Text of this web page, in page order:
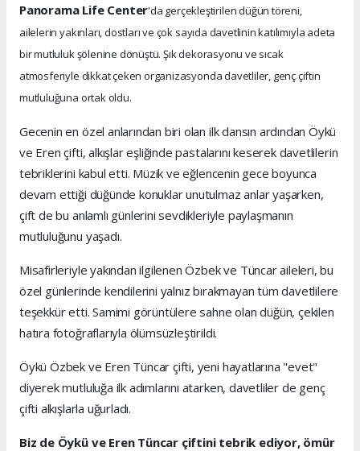
Panorama Life Center'da gerçekleştirilen düğün töreni,
ailelerin yakınları, dostları ve çok sayıda davetlinin katılımıyla adeta
bir mutluluk şölenine dönüştü. Şık dekorasyonu ve sıcak
atmosferiyle dikkat çeken organizasyonda davetliler, genç çiftin
mutluluğuna ortak oldu.
Gecenin en özel anlarından biri olan ilk dansın ardından Öykü
ve Eren çifti, alkışlar eşliğinde pastalarını keserek davetlilerin
tebriklerini kabul etti. Müzik ve eğlencenin gece boyunca
devam ettiği düğünde konuklar unutulmaz anlar yaşarken,
çift de bu anlamlı günlerini sevdikleriyle paylaşmanın
mutluluğunu yaşadı.
Misafirleriyle yakından ilgilenen Özbek ve Tüncar aileleri, bu
özel günlerinde kendilerini yalnız bırakmayan tüm davetlilere
teşekkür etti. Samimi görüntülere sahne olan düğün, çekilen
hatıra fotoğraflarıyla ölümsüzleştirildi.
Öykü Özbek ve Eren Tüncar çifti, yeni hayatlarına "evet"
diyerek mutluluğa ilk adımlarını atarken, davetliler de genç
çifti alkışlarla uğurladı.
Biz de Öykü ve Eren Tüncar çiftini tebrik ediyor, ömür